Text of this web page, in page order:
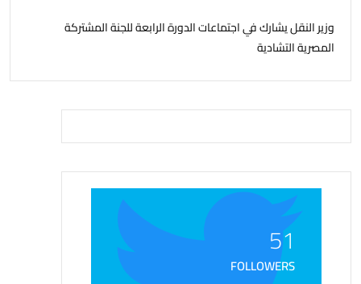
وزير النقل يشارك في اجتماعات الدورة الرابعة للجنة المشتركة
المصرية التشادية
51
FOLLOWERS